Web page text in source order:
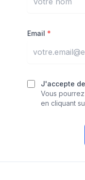
Email *
J'accepte
Vous
en cliquant